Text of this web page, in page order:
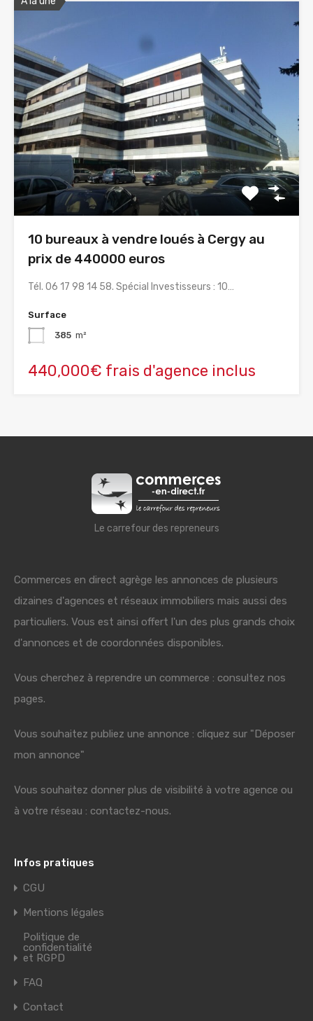
10 bureaux à vendre loués à Cergy au
prix de 440000 euros
Tél. 06 17 98 14 58. Spécial Investisseurs : 10…
Surface
385 m²
440,000€ frais d'agence inclus
Le carrefour des repreneurs
Commerces en direct agrège les annonces de plusieurs
dizaines d'agences et réseaux immobiliers mais aussi des
particuliers. Vous est ainsi offert l'un des plus grands choix
d'annonces et de coordonnées disponibles.
Vous cherchez à reprendre un commerce : consultez nos
pages.
Vous souhaitez publiez une annonce : cliquez sur "Déposer
mon annonce"
Vous souhaitez donner plus de visibilité à votre agence ou
à votre réseau : contactez-nous.
Infos pratiques
CGU
Mentions légales
Politique de
confidentialité
et RGPD
FAQ
Contact